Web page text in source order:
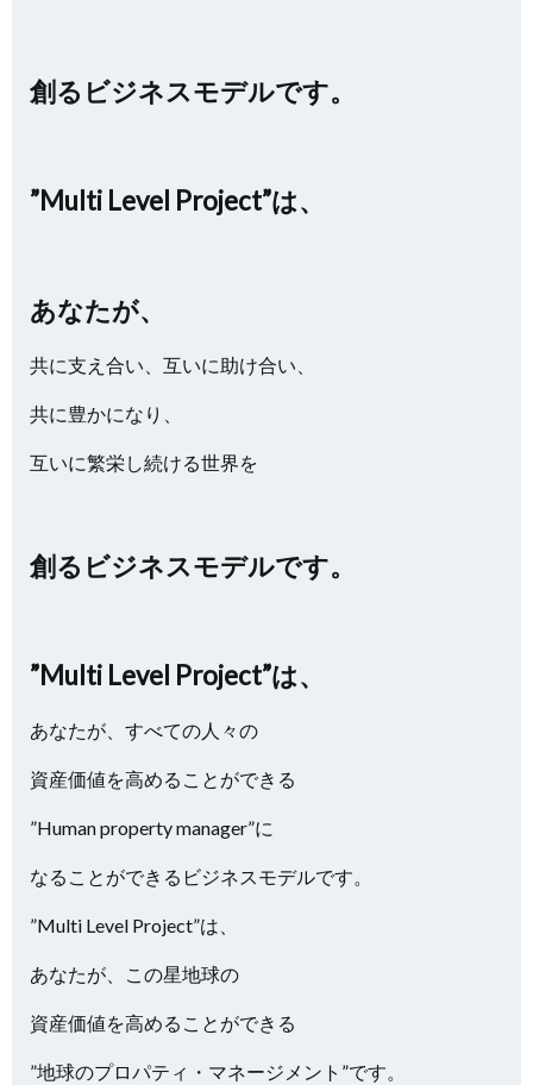
創るビジネスモデルです。
”Multi Level Project”は、
あなたが、
共に支え合い、互いに助け合い、
共に豊かになり、
互いに繁栄し続ける世界を
創るビジネスモデルです。
”Multi Level Project”は、
あなたが、すべての人々の
資産価値を高めることができる
”Human property manager”に
なることができるビジネスモデルです。
”Multi Level Project”は、
あなたが、この星地球の
資産価値を高めることができる
”地球のプロパティ・マネージメント”です。